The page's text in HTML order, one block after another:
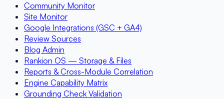
Community Monitor
Site Monitor
Google Integrations (GSC + GA4)
Review Sources
Blog Admin
Rankion OS — Storage & Files
Reports & Cross-Module Correlation
Engine Capability Matrix
Grounding Check Validation